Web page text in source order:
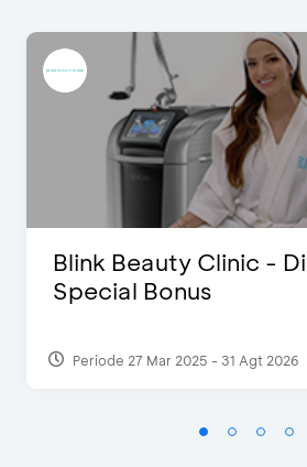
Blink Beauty Clinic -
Special Bonus
Periode 27 Mar 2025 - 31 Agt 2026